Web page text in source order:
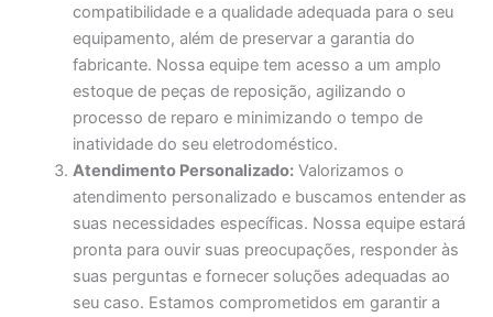
compatibilidade e a qualidade adequada para o seu
equipamento, além de preservar a garantia do
fabricante. Nossa equipe tem acesso a um amplo
estoque de peças de reposição, agilizando o
processo de reparo e minimizando o tempo de
inatividade do seu eletrodoméstico.
Atendimento Personalizado: Valorizamos o
atendimento personalizado e buscamos entender as
suas necessidades específicas. Nossa equipe estará
pronta para ouvir suas preocupações, responder às
suas perguntas e fornecer soluções adequadas ao
seu caso. Estamos comprometidos em garantir a